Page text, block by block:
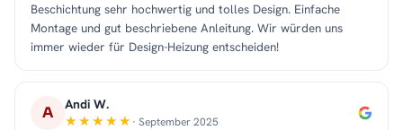
Beschichtung sehr hochwertig und tolles Design. Einfache
Montage und gut beschriebene Anleitung. Wir würden uns
immer wieder für Design-Heizung entscheiden!
A Andi W.
· September 2025